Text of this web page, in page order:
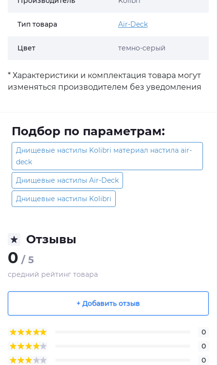
Тип товара Air-Deck
Цвет темно-серый
* Характеристики и комплектация товара могут
изменяться производителем без уведомления
Подбор по параметрам:
Днищевые настилы Kolibri материал настила air-
deck
Днищевые настилы Air-Deck
Днищевые настилы Kolibri
Отзывы
0 / 5
средний рейтинг товара
+ Добавить отзыв
0
0
0